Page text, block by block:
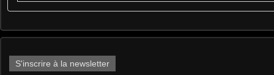
S'inscrire à la newsletter